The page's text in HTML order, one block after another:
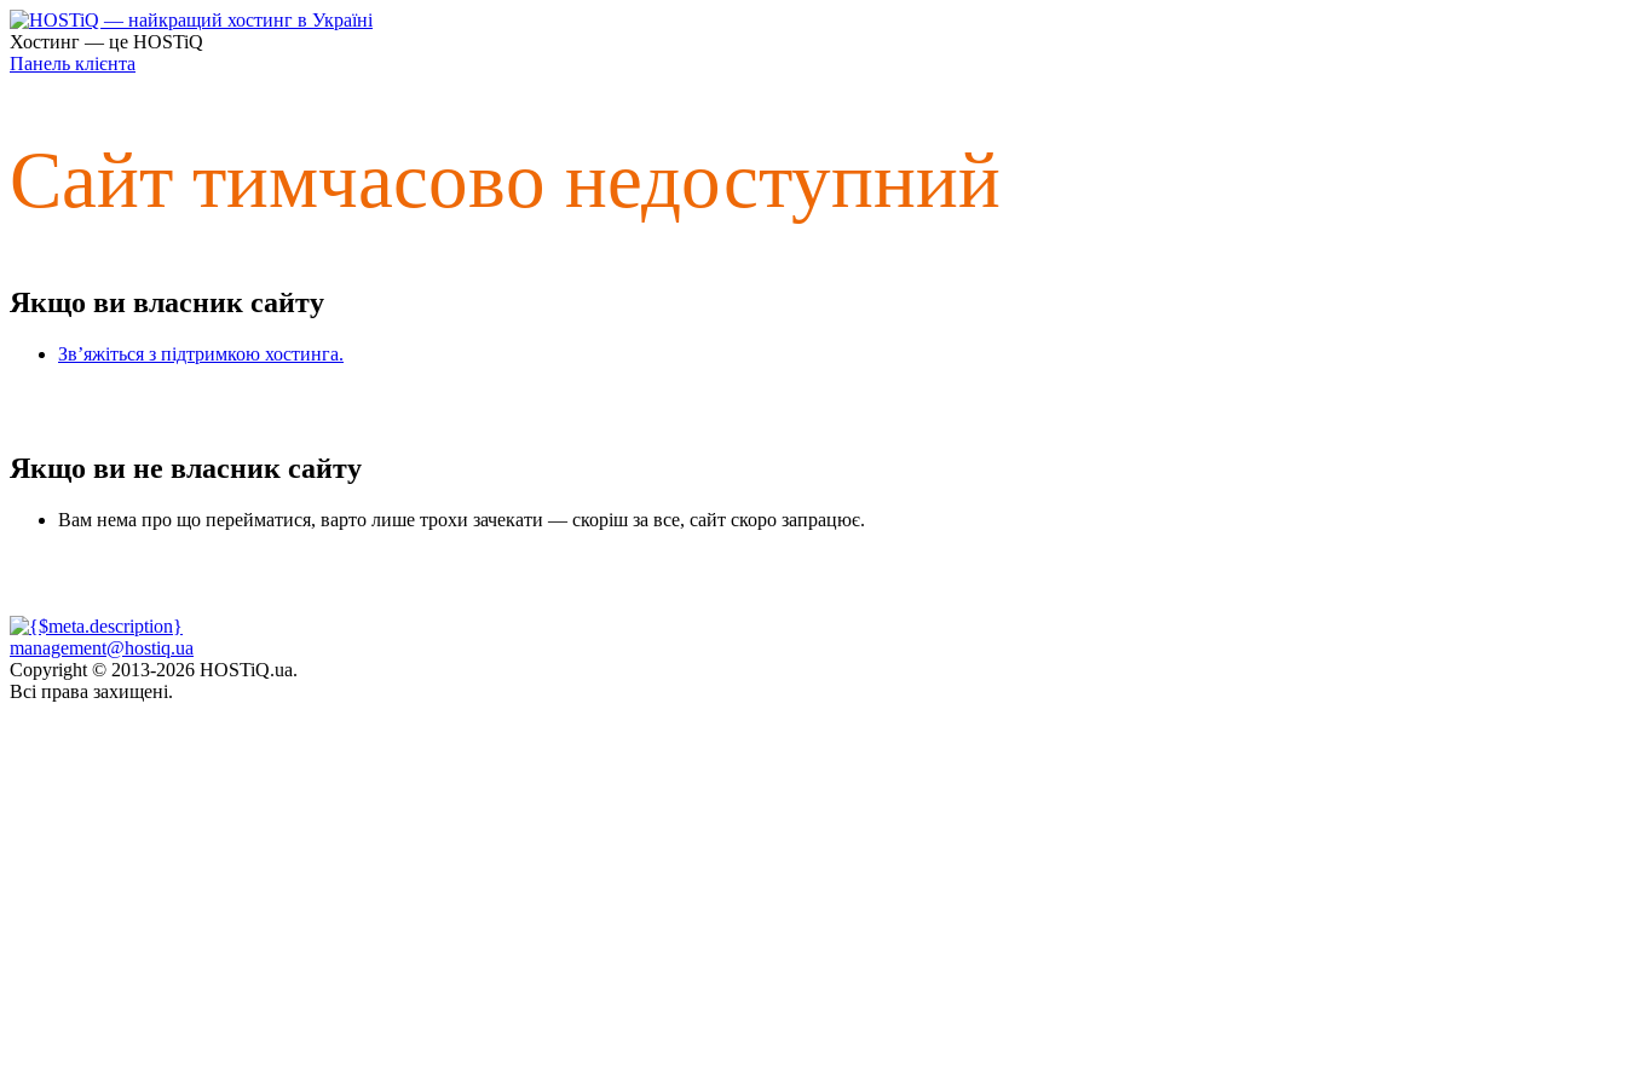
Хостинг — це HOSTiQ
Панель клієнта
Сайт тимчасово недоступний
Якщо ви власник сайту
Зв’яжіться з підтримкою хостинга.
Якщо ви не власник сайту
Вам нема про що перейматися, варто лише трохи зачекати — скоріш за все, сайт скоро запрацює.
management@hostiq.ua
Copyright © 2013-2026 HOSTiQ.ua.
Всі права захищені.